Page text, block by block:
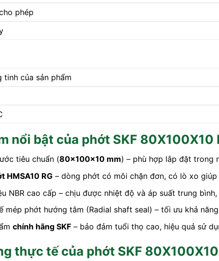
phép
tinh của sản phẩm
nổi bật của phớt SKF 80X100X10
tiêu chuẩn (80x100x10 mm) – phù hợp lắp đặt trong
HMSA10 RG– dòng phớt có môi chặn đơn, có lò xo
NBR cao cấp – chịu được nhiệt độ và áp suất trung
mép phớt hướng tâm (Radial shaft seal) – tối ưu khả
chính hãng SKF– bảo đảm tuổi thọ cao, hiệu quả sử
thực tế của phớt SKF 80X100X10